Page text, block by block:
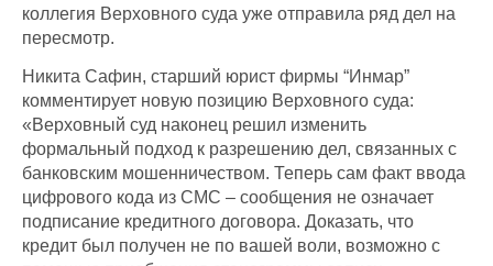
коллегия Верховного суда уже отправила ряд дел на
пересмотр.
Никита Сафин, старший юрист фирмы “Инмар”
комментирует новую позицию Верховного суда:
«Верховный суд наконец решил изменить
формальный подход к разрешению дел, связанных с
банковским мошенничеством. Теперь сам факт ввода
цифрового кода из СМС – сообщения не означает
подписание кредитного договора. Доказать, что
кредит был получен не по вашей воли, возможно с